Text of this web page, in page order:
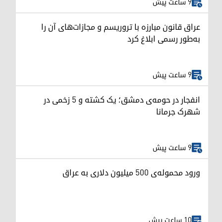
عراق قانون مبارزه با تروریسم و مجازات‌های آن را
به‌طور رسمی ابلاغ کرد
9 ساعت پیش
انفجار در حومه‌ی دمشق؛ یک کشته و ۵ زخمی در
شهرک جرمانا
9 ساعت پیش
ورود محموله‌ی ۵۰۰ میلیون دلاری به عراق